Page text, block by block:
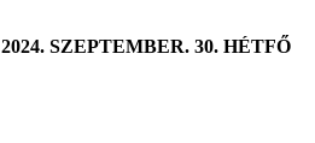
2024. SZEPTEMBER. 30. HÉTFŐ